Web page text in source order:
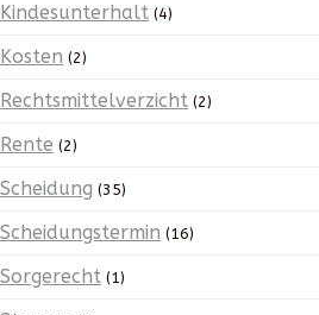
Kindesunterhalt (4)
Kosten (2)
Rechtsmittelverzicht (2)
Rente (2)
Scheidung (35)
Scheidungstermin (16)
Sorgerecht (1)